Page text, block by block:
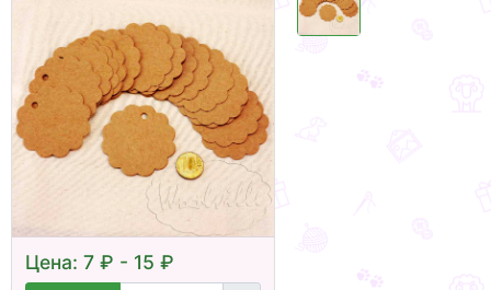
Цена: 7 ₽ - 15 ₽